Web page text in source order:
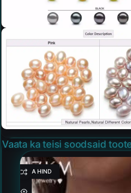
Vaata ka teisi soodsaid
HEA HIND